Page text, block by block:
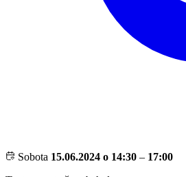
Sobota 15.06.2024 o 14:30 – 17:00